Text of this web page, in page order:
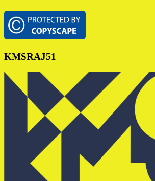
Footer
KMSRAJ51